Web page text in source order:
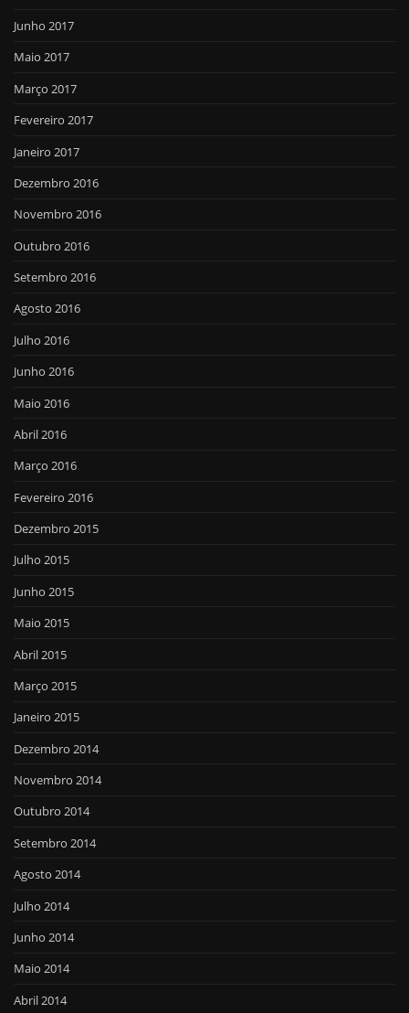
Junho 2017
Maio 2017
Março 2017
Fevereiro 2017
Janeiro 2017
Dezembro 2016
Novembro 2016
Outubro 2016
Setembro 2016
Agosto 2016
Julho 2016
Junho 2016
Maio 2016
Abril 2016
Março 2016
Fevereiro 2016
Dezembro 2015
Julho 2015
Junho 2015
Maio 2015
Abril 2015
Março 2015
Janeiro 2015
Dezembro 2014
Novembro 2014
Outubro 2014
Setembro 2014
Agosto 2014
Julho 2014
Junho 2014
Maio 2014
Abril 2014